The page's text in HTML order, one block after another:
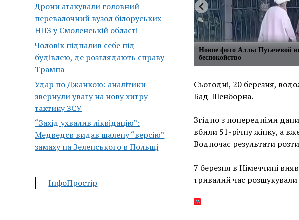
Дрони атакували головний
перевалочний вузол білоруських
НПЗ у Смоленській області
Чоловік підпалив себе під
будівлею, де розглядають справу
Трампа
Удар по Джанкою: аналітики
звернули увагу на нову хитру
тактику ЗСУ
“Захід ухвалив ліквідацію”:
Медведєв видав шалену “версію”
замаху на Зеленського в Польщі
ІнфоПростір
Новое фото Аллы Пугачевой
беспокойство
Сьогодні, 20 березня,
Бад-Шенборна.
Згідно з попередніми
вбили 51-річну жінку, а
Водночас результати
7 березня в Німеччині
тривалий час розшукували